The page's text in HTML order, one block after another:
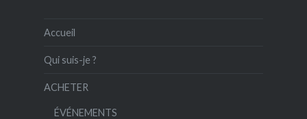
Accueil
Qui suis-je ?
ACHETER
ÉVÉNEMENTS